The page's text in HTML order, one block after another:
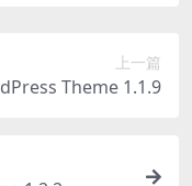
上一篇
Theme 1.1.9